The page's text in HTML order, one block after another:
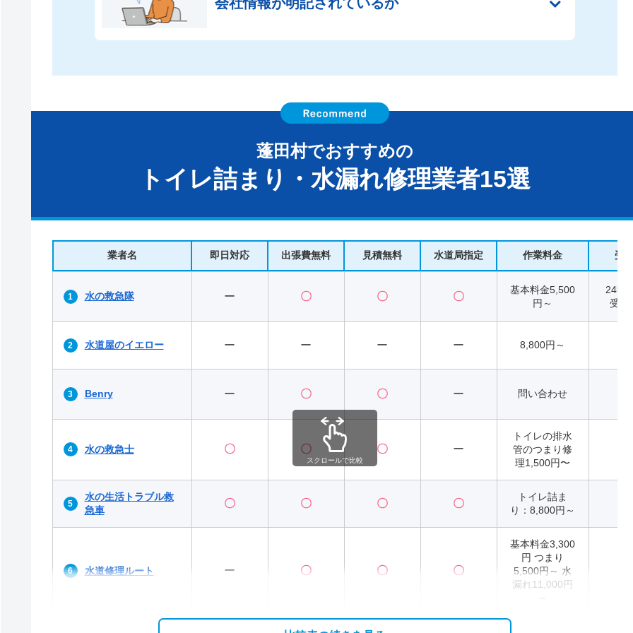
蓬田村でおすすめの
トイレ詰まり・水漏れ修理業者15選
業者名 即日対応 出張費無料 見積無料 水道局指定 作業料金 受
水の救急隊 ー 〇 〇 〇
基本料金5,500
円～
24時
受付
水道屋のイエロー ー ー ー ー 8,800円～
Benry ー 〇 〇 ー 問い合わせ
水の救急士 〇 〇 〇 ー
トイレの排水
管のつまり修
理1,500円〜
水の生活トラブル救
急車
〇 〇 〇 〇
トイレ詰ま
り：8,800円～
水道修理ルート ー 〇 〇 〇
基本料金3,300
円 つまり
5,500円～ 水
漏れ11,000円
スクロールで比較